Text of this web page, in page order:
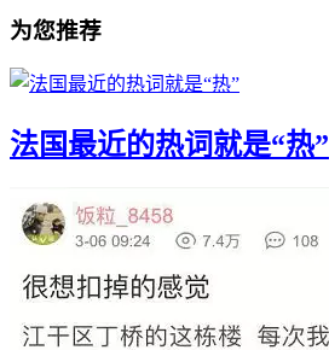
为您推荐
法国最近的热词就是“热”